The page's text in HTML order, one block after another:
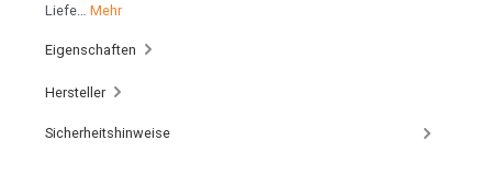
Liefe… Mehr
Eigenschaften
Hersteller
Sicherheitshinweise